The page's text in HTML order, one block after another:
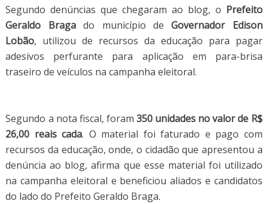
Segundo denúncias que chegaram ao blog, o Prefeito
Geraldo Bragado município deGovernador Edison
Lobão, utilizou de recursos da educação para pagar
adesivos perfurante para aplicação em para-brisa
traseiro de veículos na campanha eleitoral.
Segundo a nota fiscal, foram 350 unidades no valor de R$
26,00 reais cada. O material foi faturado e pago com
recursos da educação, onde, o cidadão que apresentou a
denúncia ao blog, afirma que esse material foi utilizado
na campanha eleitoral e beneficiou aliados e candidatos
do lado do Prefeito Geraldo Braga.